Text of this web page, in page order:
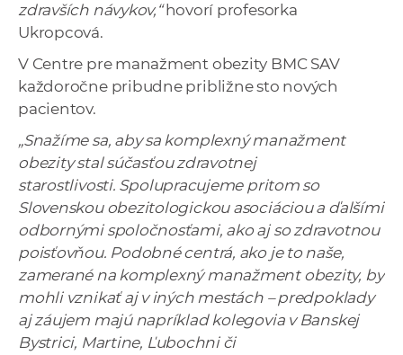
zdravších návykov,“hovorí profesorka
Ukropcová.
V Centre pre manažment obezity BMC SAV
každoročne pribudne približne sto nových
pacientov.
„Snažíme sa, aby sa komplexný manažment
obezity stal súčasťou zdravotnej
starostlivosti. Spolupracujeme pritom so
Slovenskou obezitologickou asociáciou a ďalšími
odbornými spoločnosťami, ako aj so zdravotnou
poisťovňou. Podobné centrá, ako je to naše,
zamerané na komplexný manažment obezity, by
mohli vznikať aj v iných mestách – predpoklady
aj záujem majú napríklad kolegovia v Banskej
Bystrici, Martine, Ľubochni či